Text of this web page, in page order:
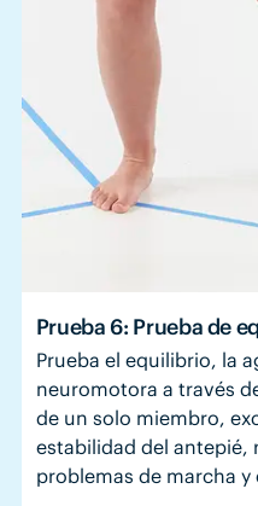
Prueba 6: Prueba de
Prueba el equilibrio, la
neuromotora a través
de un solo miembro,
estabilidad del antepié,
problemas de marcha y